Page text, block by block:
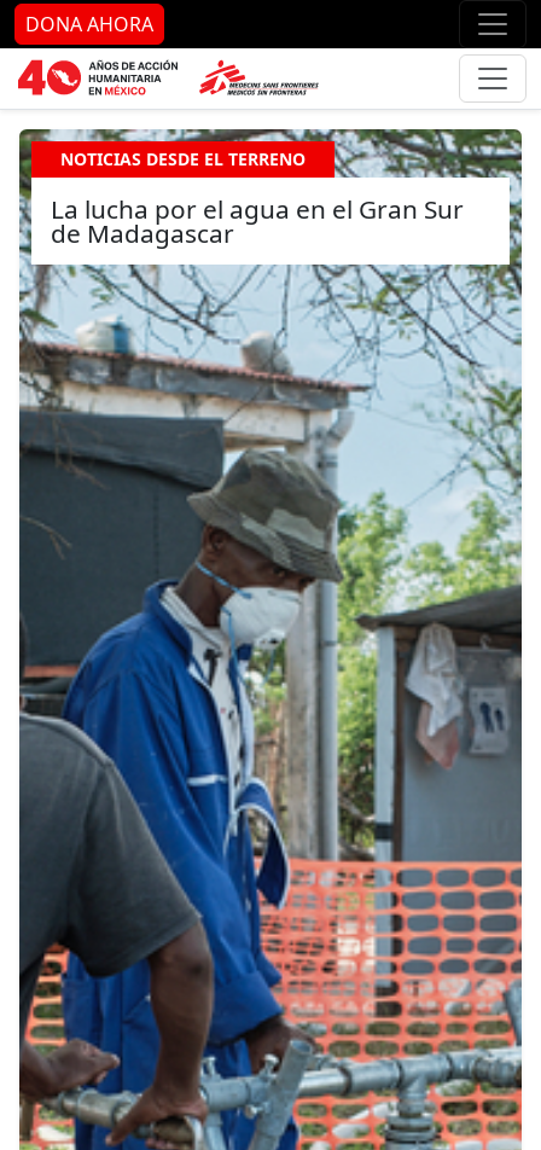
Ir al contenido principal Ir
DONA AHORA
NOTICIAS DESDE EL TERRENO
La lucha por el agua en el Gran Sur
de Madagascar